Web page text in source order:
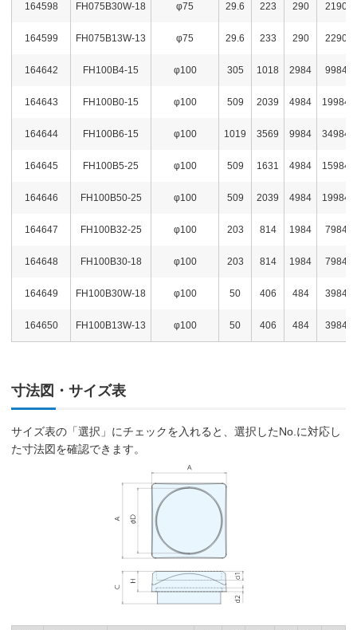
164598 FH075B30W-18 φ75 29.6 223 290 2190
164599 FH075B13W-13 φ75 29.6 233 290 2290
164642 FH100B4-15 φ100 305 1018 2984 9984
164643 FH100B0-15 φ100 509 2039 4984 19984
164644 FH100B6-15 φ100 1019 3569 9984 34984
164645 FH100B5-25 φ100 509 1631 4984 15984
164646 FH100B50-25 φ100 509 2039 4984 19984
164647 FH100B32-25 φ100 203 814 1984 7984
164648 FH100B30-18 φ100 203 814 1984 7984
164649 FH100B30W-18 φ100 50 406 484 3984
164650 FH100B13W-13 φ100 50 406 484 3984
寸法図・サイズ表
サイズ表の「選択」にチェックを入れると、選択したNo.に対応し
た寸法図を確認できます。